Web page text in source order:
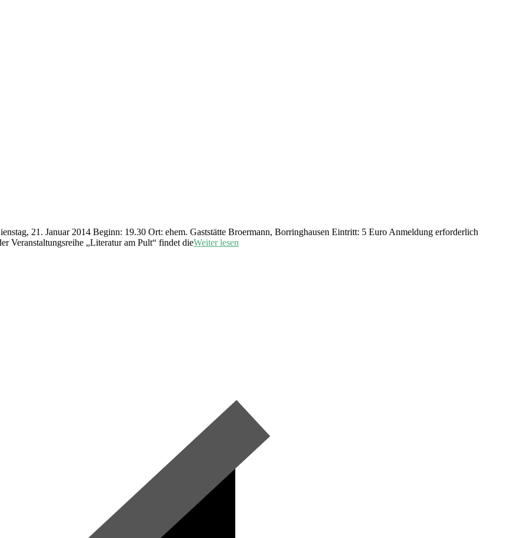
21. Januar 2014 Beginn: 19.30 Ort: ehem. Gaststätte Broermann, Borringhausen Eintritt: 5 Euro Anmeldung erforderlich
Veranstaltungsreihe „Literatur am Pult“ findet dieWeiter lesen